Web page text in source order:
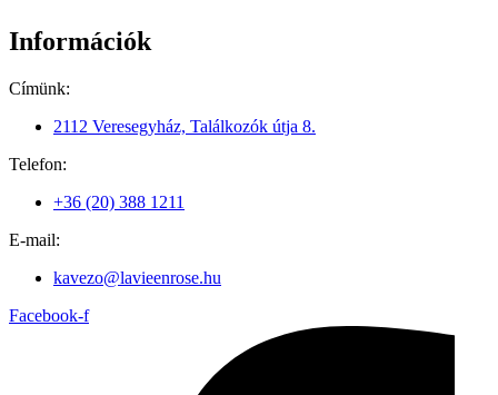
Információk
Címünk:
2112 Veresegyház, Találkozók útja 8.
Telefon:
+36 (20) 388 1211
E-mail:
kavezo@lavieenrose.hu
Facebook-f